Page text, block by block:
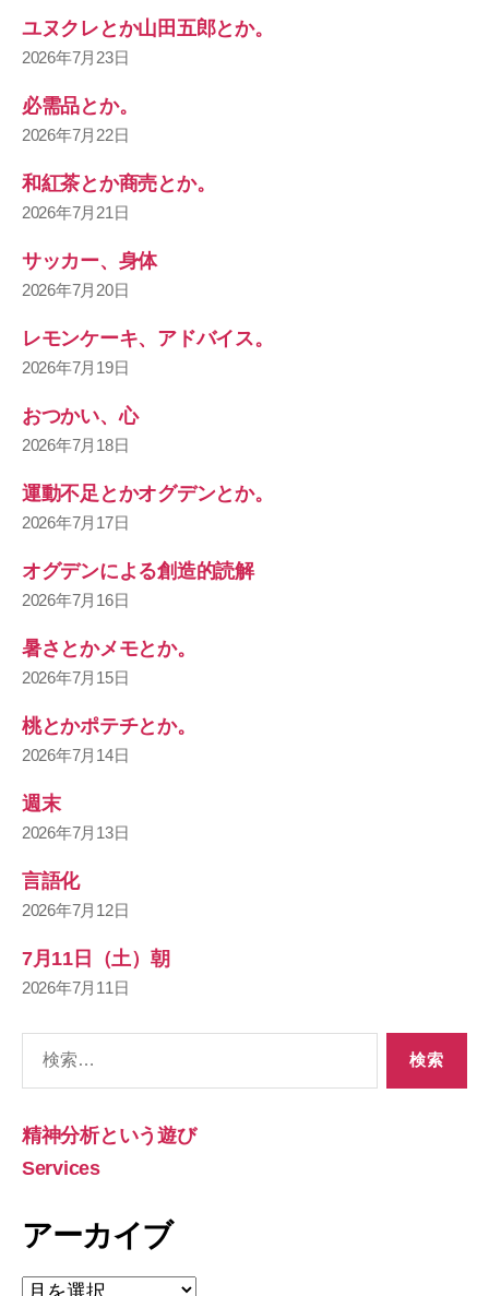
ユヌクレとか山田五郎とか。
2026年7月23日
必需品とか。
2026年7月22日
和紅茶とか商売とか。
2026年7月21日
サッカー、身体
2026年7月20日
レモンケーキ、アドバイス。
2026年7月19日
おつかい、心
2026年7月18日
運動不足とかオグデンとか。
2026年7月17日
オグデンによる創造的読解
2026年7月16日
暑さとかメモとか。
2026年7月15日
桃とかポテチとか。
2026年7月14日
週末
2026年7月13日
言語化
2026年7月12日
7月11日（土）朝
2026年7月11日
象:
精神分析という遊び
Services
アーカイブ
ア